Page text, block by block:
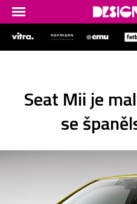
Seat Mii je
se